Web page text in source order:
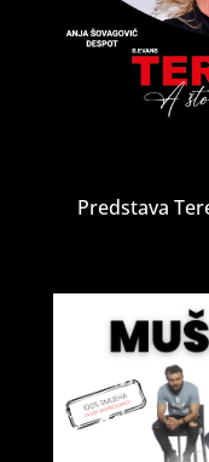
Predstava